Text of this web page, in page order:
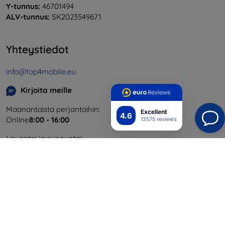
4.6 Excellent
13575 reviews
Y-tunnus: 46701494
ALV-tunnus: SK2023549671
Yhteystiedot
info@top4mobile.eu
Kirjoita meille
Maanantaista perjantaihin:
Online8:00 - 16:00
Lauantai ja sunnuntai: